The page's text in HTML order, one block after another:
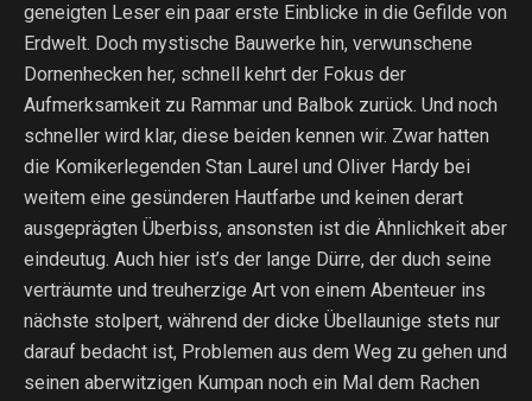
geneigten Leser ein paar erste Einblicke in die Gefilde von
Erdwelt. Doch mystische Bauwerke hin, verwunschene
Dornenhecken her, schnell kehrt der Fokus der
Aufmerksamkeit zu Rammar und Balbok zurück. Und noch
schneller wird klar, diese beiden kennen wir. Zwar hatten
die Komikerlegenden Stan Laurel und Oliver Hardy bei
weitem eine gesünderen Hautfarbe und keinen derart
ausgeprägten Überbiss, ansonsten ist die Ähnlichkeit aber
eindeutug. Auch hier ist’s der lange Dürre, der duch seine
verträumte und treuherzige Art von einem Abenteuer ins
nächste stolpert, während der dicke Übellaunige stets nur
darauf bedacht ist, Problemen aus dem Weg zu gehen und
seinen aberwitzigen Kumpan noch ein Mal dem Rachen